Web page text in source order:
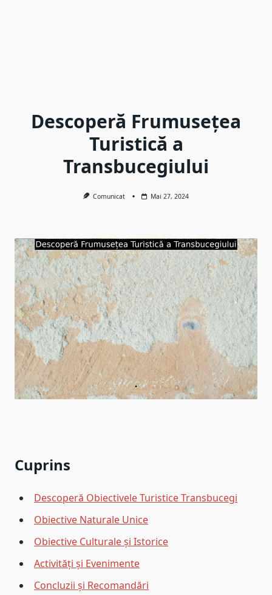
Descoperă Frumusețea
Turistică a
Transbucegiului
Comunicat Mai 27, 2024
Cuprins
Descoperă Obiectivele Turistice Transbucegi
Obiective Naturale Unice
Obiective Culturale și Istorice
Activități și Evenimente
Concluzii și Recomandări